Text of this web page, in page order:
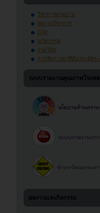
วิชาการยามบ่าย
ผลงานวิชาการ
CQI
นวัตกรรม
งานวิจัย
การจัดการยาที่ต้องระมัดร
ระบบรายงานคุณภาพโรงพ
ผลงานและกิจกรรม